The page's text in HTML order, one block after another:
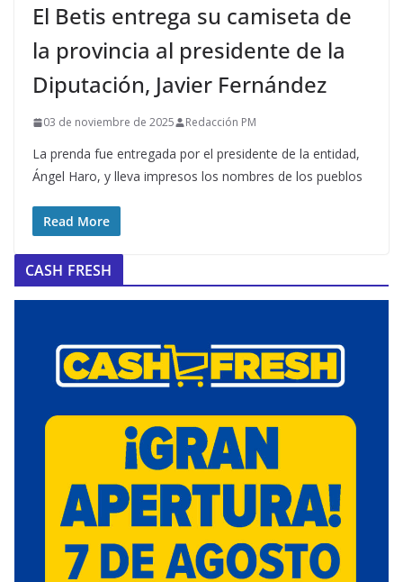
El Betis entrega su camiseta de
la provincia al presidente de la
Diputación, Javier Fernández
03 de noviembre de 2025 Redacción PM
La prenda fue entregada por el presidente de la entidad,
Ángel Haro, y lleva impresos los nombres de los pueblos
Read More
CASH FRESH